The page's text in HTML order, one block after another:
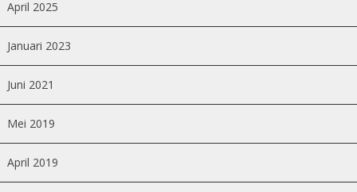
April 2025
Januari 2023
Juni 2021
Mei 2019
April 2019